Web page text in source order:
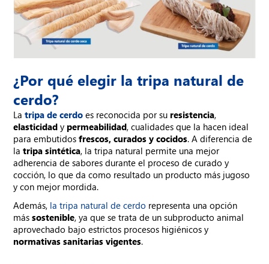
¿Por qué elegir la tripa natural de
cerdo?
Latripa de cerdo es reconocida por su resistencia,
elasticidad y permeabilidad, cualidades que la hacen ideal
para embutidosfrescos, curados y cocidos. A diferencia de
latripa sintética, la tripa natural permite una mejor
adherencia de sabores durante el proceso de curado y
cocción, lo que da como resultado un producto más jugoso
y con mejor mordida.
Además, la tripa natural de cerdo representa una opción
mássostenible, ya que se trata de un subproducto animal
aprovechado bajo estrictos procesos higiénicos y
normativas sanitarias vigentes.